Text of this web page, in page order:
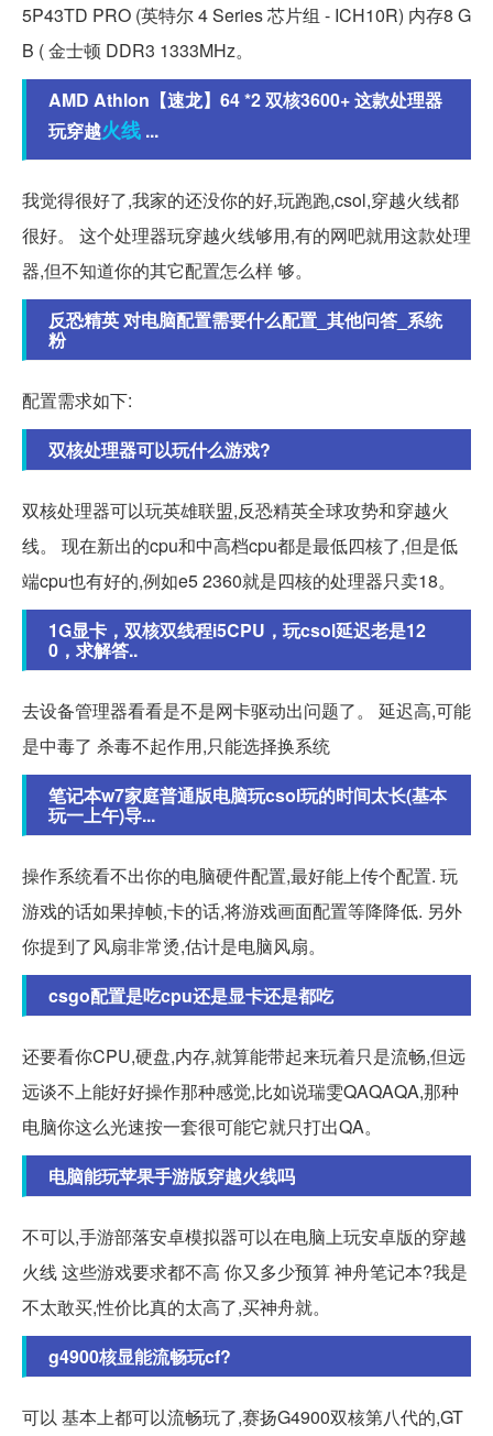
5P43TD PRO (英特尔 4 Series 芯片组 - ICH10R) 内存8 G
B ( 金士顿 DDR3 1333MHz。
AMD Athlon【速龙】64 *2 双核3600+ 这款处理器
玩穿越火线 ...
我觉得很好了,我家的还没你的好,玩跑跑,csol,穿越火线都
很好。 这个处理器玩穿越火线够用,有的网吧就用这款处理
器,但不知道你的其它配置怎么样 够。
反恐精英 对电脑配置需要什么配置_其他问答_系统
粉
配置需求如下:
双核处理器可以玩什么游戏?
双核处理器可以玩英雄联盟,反恐精英全球攻势和穿越火
线。 现在新出的cpu和中高档cpu都是最低四核了,但是低
端cpu也有好的,例如e5 2360就是四核的处理器只卖18。
1G显卡，双核双线程i5CPU，玩csol延迟老是12
0，求解答..
去设备管理器看看是不是网卡驱动出问题了。 延迟高,可能
是中毒了 杀毒不起作用,只能选择换系统
笔记本w7家庭普通版电脑玩csol玩的时间太长(基本
玩一上午)导...
操作系统看不出你的电脑硬件配置,最好能上传个配置. 玩
游戏的话如果掉帧,卡的话,将游戏画面配置等降降低. 另外
你提到了风扇非常烫,估计是电脑风扇。
csgo配置是吃cpu还是显卡还是都吃
还要看你CPU,硬盘,内存,就算能带起来玩着只是流畅,但远
远谈不上能好好操作那种感觉,比如说瑞雯QAQAQA,那种
电脑你这么光速按一套很可能它就只打出QA。
电脑能玩苹果手游版穿越火线吗
不可以,手游部落安卓模拟器可以在电脑上玩安卓版的穿越
火线 这些游戏要求都不高 你又多少预算 神舟笔记本?我是
不太敢买,性价比真的太高了,买神舟就。
g4900核显能流畅玩cf?
可以 基本上都可以流畅玩了,赛扬G4900双核第八代的,GT